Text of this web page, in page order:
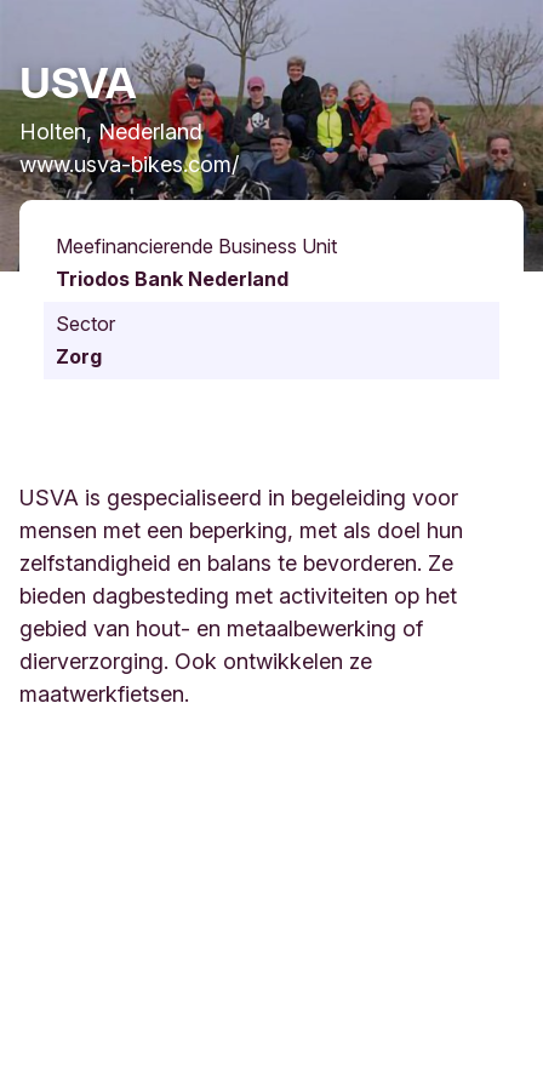
USVA
Holten, Nederland
www.usva-bikes.com/
Meefinancierende Business Unit
Triodos Bank Nederland
Sector
Zorg
USVA is gespecialiseerd in begeleiding voor
mensen met een beperking, met als doel hun
zelfstandigheid en balans te bevorderen. Ze
bieden dagbesteding met activiteiten op het
gebied van hout- en metaalbewerking of
dierverzorging. Ook ontwikkelen ze
maatwerkfietsen.